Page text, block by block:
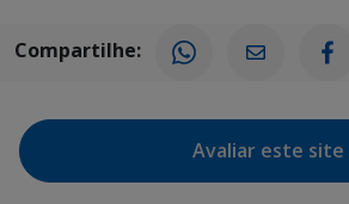
Compartilhe:
Avaliar este site